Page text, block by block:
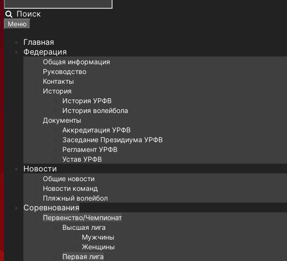
Поиск
Меню
Главная
Федерация
Общая информация
Руководство
Контакты
История
История УРФВ
История волейбола
Документы
Аккредитация УРФВ
Заседание Президиума УРФВ
Регламент УРФВ
Устав УРФВ
Новости
Общие новости
Новости команд
Пляжный волейбол
Соревнования
Первенство/Чемпионат
Высшая лига
Мужчины
Женщины
Первая лига